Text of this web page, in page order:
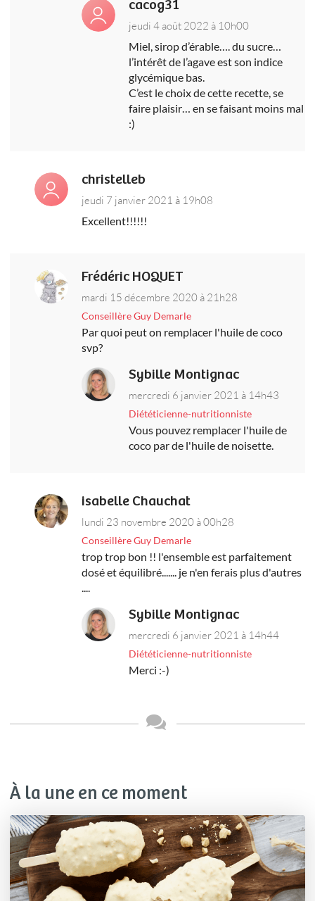
cacog31
jeudi 4 août 2022 à 10h00
Miel, sirop d’érable…. du sucre…
l’intérêt de l’agave est son indice
glycémique bas.
C’est le choix de cette recette, se
faire plaisir… en se faisant moins mal
:)
christelleb
jeudi 7 janvier 2021 à 19h08
Excellent!!!!!!
Frédéric HOQUET
mardi 15 décembre 2020 à 21h28
Conseillère Guy Demarle
Par quoi peut on remplacer l'huile de coco
svp?
Sybille Montignac
mercredi 6 janvier 2021 à 14h43
Diététicienne-nutritionniste
Vous pouvez remplacer l'huile de
coco par de l'huile de noisette.
isabelle Chauchat
lundi 23 novembre 2020 à 00h28
Conseillère Guy Demarle
trop trop bon !! l'ensemble est parfaitement
dosé et équilibré....... je n'en ferais plus d'autres
Sybille Montignac
mercredi 6 janvier 2021 à 14h44
Diététicienne-nutritionniste
Merci :-)
À la une en ce moment